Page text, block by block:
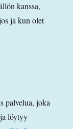
kanssa,
ja kun olet
palvelua, joka
löytyy